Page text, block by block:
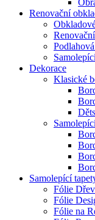
Renovační
Dekorace
Klasické
Samolepící
Fólie
Fólie
Fólie na